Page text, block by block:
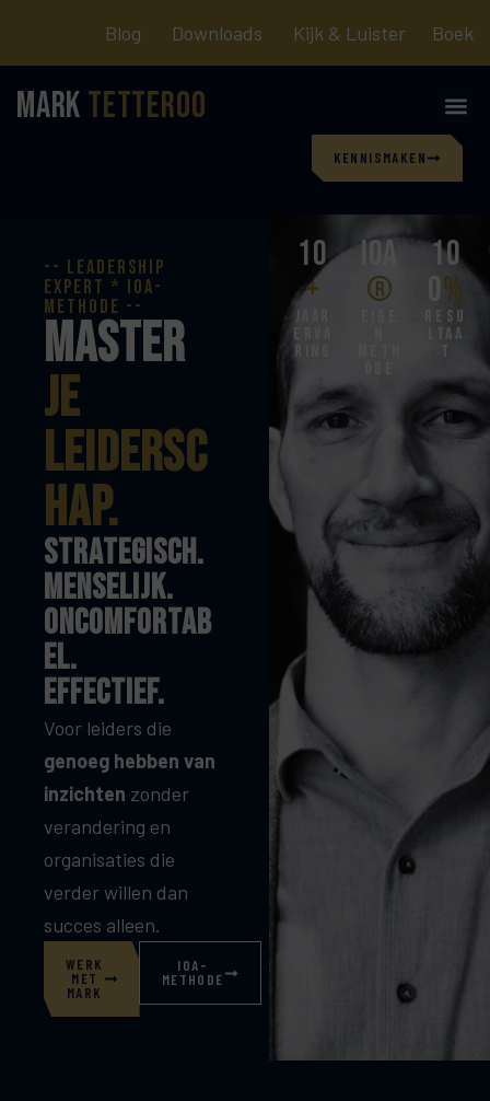
Blog Downloads Kijk & Luister Boek
Mark Tetteroo
KENNISMAKEN
-- Leadership
expert * ioa-
methode --
Master
je
leidersc
hap.
Strategisch.
Menselijk.
Oncomfortab
el.
effectief.
Voor leiders die
genoeg hebben van
inzichten zonder
verandering en
organisaties die
verder willen dan
succes alleen.
WERK
MET
MARK
IOA-
METHODE
10
+
jaar
erva
ring
ioa
®
10
%
resu
ltaa